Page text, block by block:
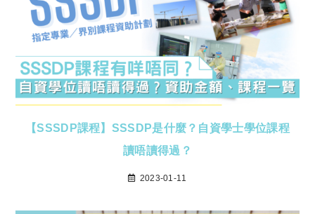
【SSSDP課程】SSSDP是什麼？自資學士學位課程
讀唔讀得過？
2023-01-11